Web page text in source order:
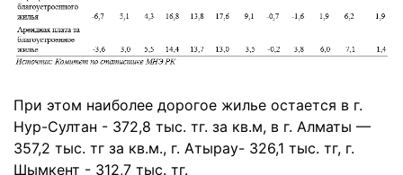
При этом наиболее дорогое жилье остается в г.
Нур-Султан - 372,8 тыс. тг. за кв.м, в г. Алматы —
357,2 тыс. тг за кв.м., г. Атырау- 326,1 тыс. тг, г.
Шымкент - 312,7 тыс. тг.